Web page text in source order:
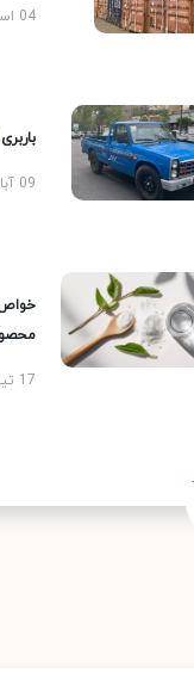
04 اسفند 1404
09 آبان 1403
خواص
17 تیر 1405